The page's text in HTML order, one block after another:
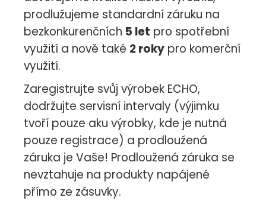
prodlužujeme standardní záruku na
bezkonkurenčních 5 let pro spotřební
využití a nově také 2 roky pro komerční
využití.
Zaregistrujte svůj výrobek ECHO,
dodržujte servisní intervaly (výjimku
tvoří pouze aku výrobky, kde je nutná
pouze registrace) a prodloužená
záruka je Vaše! Prodloužená záruka se
nevztahuje na produkty napájené
přímo ze zásuvky.